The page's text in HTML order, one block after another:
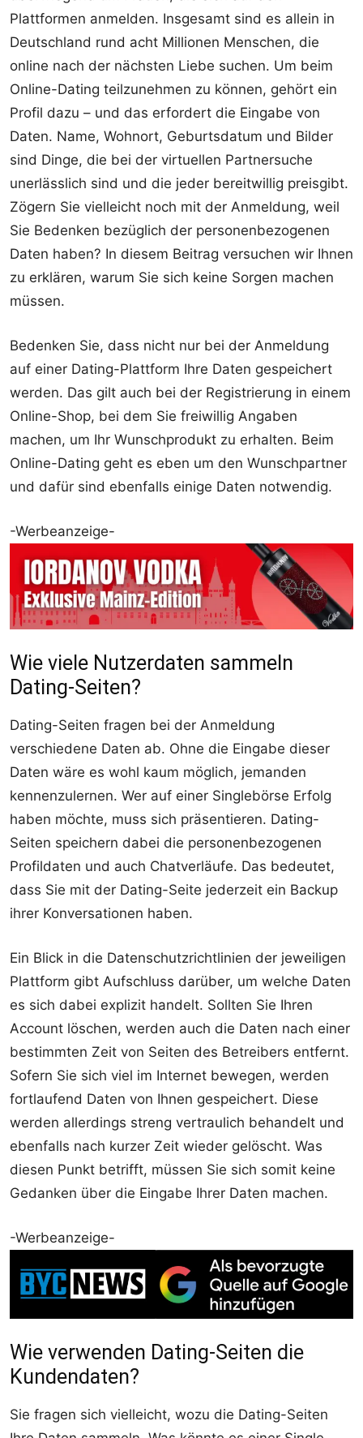
Plattformen anmelden. Insgesamt sind es allein in
Deutschland rund acht Millionen Menschen, die
online nach der nächsten Liebe suchen. Um beim
Online-Dating teilzunehmen zu können, gehört ein
Profil dazu – und das erfordert die Eingabe von
Daten. Name, Wohnort, Geburtsdatum und Bilder
sind Dinge, die bei der virtuellen Partnersuche
unerlässlich sind und die jeder bereitwillig preisgibt.
Zögern Sie vielleicht noch mit der Anmeldung, weil
Sie Bedenken bezüglich der personenbezogenen
Daten haben? In diesem Beitrag versuchen wir Ihnen
zu erklären, warum Sie sich keine Sorgen machen
müssen.
Bedenken Sie, dass nicht nur bei der Anmeldung
auf einer Dating-Plattform Ihre Daten gespeichert
werden. Das gilt auch bei der Registrierung in einem
Online-Shop, bei dem Sie freiwillig Angaben
machen, um Ihr Wunschprodukt zu erhalten. Beim
Online-Dating geht es eben um den Wunschpartner
und dafür sind ebenfalls einige Daten notwendig.
-Werbeanzeige-
Wie viele Nutzerdaten sammeln
Dating-Seiten?
Dating-Seiten fragen bei der Anmeldung
verschiedene Daten ab. Ohne die Eingabe dieser
Daten wäre es wohl kaum möglich, jemanden
kennenzulernen. Wer auf einer Singlebörse Erfolg
haben möchte, muss sich präsentieren. Dating-
Seiten speichern dabei die personenbezogenen
Profildaten und auch Chatverläufe. Das bedeutet,
dass Sie mit der Dating-Seite jederzeit ein Backup
ihrer Konversationen haben.
Ein Blick in die Datenschutzrichtlinien der jeweiligen
Plattform gibt Aufschluss darüber, um welche Daten
es sich dabei explizit handelt. Sollten Sie Ihren
Account löschen, werden auch die Daten nach einer
bestimmten Zeit von Seiten des Betreibers entfernt.
Sofern Sie sich viel im Internet bewegen, werden
fortlaufend Daten von Ihnen gespeichert. Diese
werden allerdings streng vertraulich behandelt und
ebenfalls nach kurzer Zeit wieder gelöscht. Was
diesen Punkt betrifft, müssen Sie sich somit keine
Gedanken über die Eingabe Ihrer Daten machen.
-Werbeanzeige-
Wie verwenden Dating-Seiten die
Kundendaten?
Sie fragen sich vielleicht, wozu die Dating-Seiten